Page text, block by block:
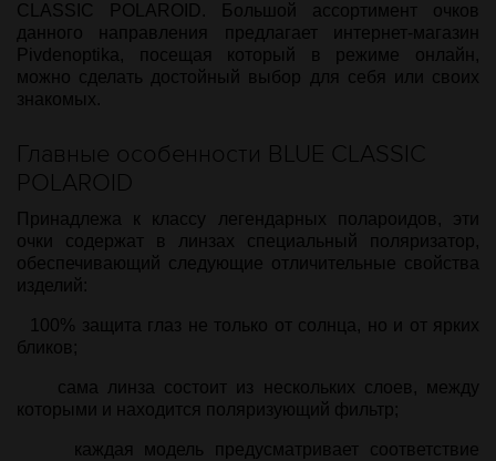
CLASSIC POLAROID . Большой ассортимент очков
данного направления предлагает интернет-магазин
Рivdenoptika, посещая который в режиме онлайн,
можно сделать достойный выбор для себя или своих
знакомых.
Главные особенности BLUE CLASSIC
POLAROID
Принадлежа к классу легендарных полароидов, эти
очки содержат в линзах специальный поляризатор,
обеспечивающий следующие отличительные свойства
изделий:
100% защита глаз не только от солнца, но и от ярких
бликов;
сама линза состоит из нескольких слоев, между
которыми и находится поляризующий фильтр;
каждая модель предусматривает соответствие